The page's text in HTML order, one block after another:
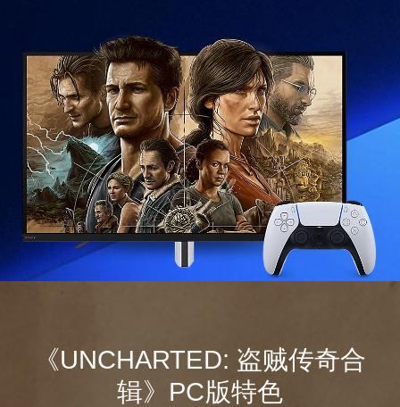
《UNCHARTED: 盗贼传奇合
辑》PC版特色